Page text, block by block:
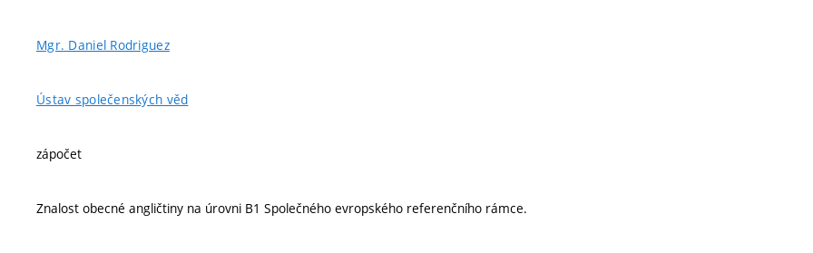
Mgr. Daniel Rodriguez
Ústav společenských věd
zápočet
Znalost obecné angličtiny na úrovni B1 Společného evropského referenčního rámce.